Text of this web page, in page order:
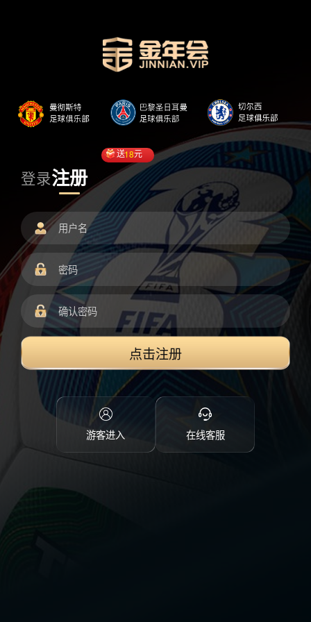
登录注册
送18元
点击注册
游客进入 在线客服